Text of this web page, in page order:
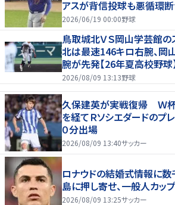
アスが背信投球も悪循環
もリード守る
2026/06/19 00:00野球
鳥取城北ＶＳ岡山学芸館の
北は最速146キロ右腕、岡
腕が先発【26年夏高校野球
2026/08/09 13:13野球
久保建英が実戦復帰 Ｗ
を経てＲソシエダードのプ
０分出場
2026/08/09 13:40サッカー
ロナウドの結婚式情報に
島に押し寄せ、一般人カッ
2026/08/09 13:25サッカー